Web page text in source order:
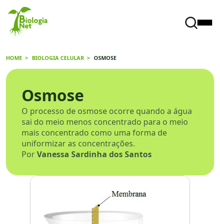
HOME BIOLOGIA CELULAR OSMOSE
Osmose
O processo de osmose ocorre quando a água
sai do meio menos concentrado para o meio
mais concentrado como uma forma de
uniformizar as concentrações.
PorVanessa Sardinha dos Santos